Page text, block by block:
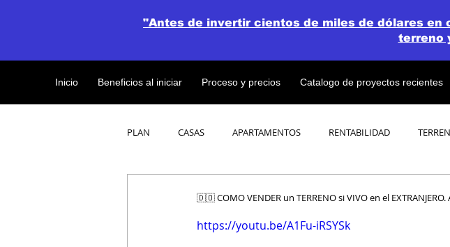
Inicio Beneficios al iniciar Proceso y precios Catalogo de proyectos recientes
"Antes de invertir cientos de miles de dólares
terreno
PLAN CASAS APARTAMENTOS RENTABILIDAD
🇩🇴 COMO VENDER un TERRENO si VIVO en el
https://youtu.be/A1Fu-iRSYSk